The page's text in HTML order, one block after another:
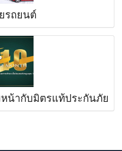
รถยนต์
น้ากับมิตรแท้ประกันภัย